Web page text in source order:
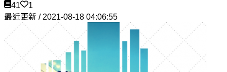
41
1
最近更新 / 2021-08-18 04:06:55